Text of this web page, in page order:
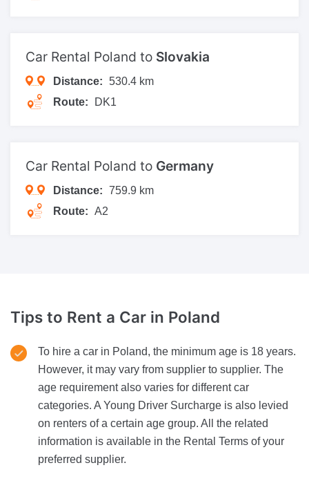
Car Rental Poland to Slovakia
Distance: 530.4 km
Route:
DK1
Car Rental Poland to Germany
Distance: 759.9 km
Route: A2
Tips to Rent a Car in Poland
To hire a car in Poland, the minimum age is 18 years.
However, it may vary from supplier to supplier. The
age requirement also varies for different car
categories. A Young Driver Surcharge is also levied
on renters of a certain age group. All the related
information is available in the Rental Terms of your
preferred supplier.